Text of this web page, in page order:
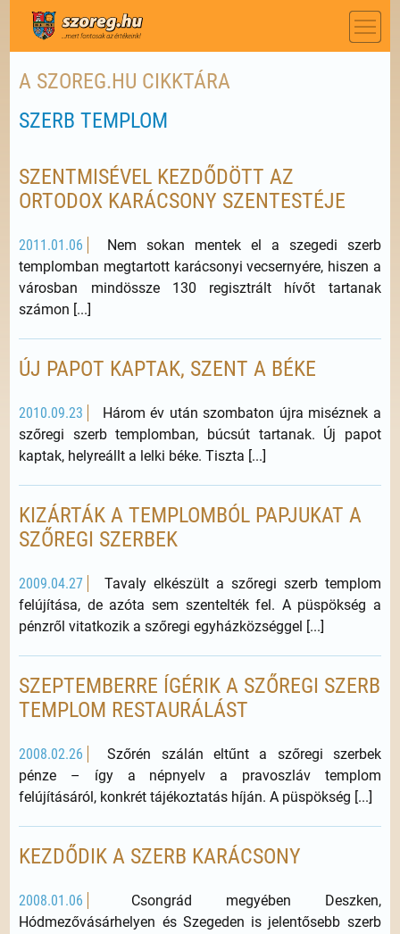
A SZOREG.HU CIKKTÁRA
SZERB TEMPLOM
SZENTMISÉVEL KEZDŐDÖTT AZ
ORTODOX KARÁCSONY SZENTESTÉJE
2011.01.06
Nem sokan mentek el a szegedi szerb
templomban megtartott karácsonyi vecsernyére, hiszen a
városban mindössze 130 regisztrált hívőt tartanak
számon [...]
ÚJ PAPOT KAPTAK, SZENT A BÉKE
2010.09.23
Három év után szombaton újra miséznek a
szőregi szerb templomban, búcsút tartanak. Új papot
kaptak, helyreállt a lelki béke. Tiszta [...]
KIZÁRTÁK A TEMPLOMBÓL PAPJUKAT A
SZŐREGI SZERBEK
2009.04.27
Tavaly elkészült a szőregi szerb templom
felújítása, de azóta sem szentelték fel. A püspökség a
pénzről vitatkozik a szőregi egyházközséggel [...]
SZEPTEMBERRE ÍGÉRIK A SZŐREGI SZERB
TEMPLOM RESTAURÁLÁST
2008.02.26
Szőrén szálán eltűnt a szőregi szerbek
pénze – így a népnyelv a pravoszláv templom
felújításáról, konkrét tájékoztatás híján. A püspökség [...]
KEZDŐDIK A SZERB KARÁCSONY
2008.01.06
Csongrád megyében Deszken,
Hódmezővásárhelyen és Szegeden is jelentősebb szerb